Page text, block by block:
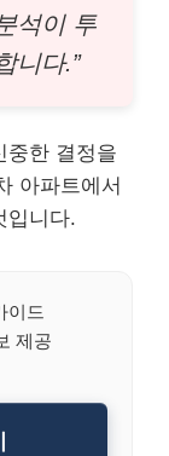
석이 투
니다.”
중한 결정을
아파트에서
입니다.
이드
제공